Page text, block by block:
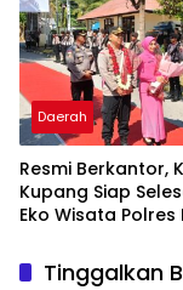
Daerah
Resmi Berkantor,
Kupang Siap
Eko Wisata Polres
Tinggalkan